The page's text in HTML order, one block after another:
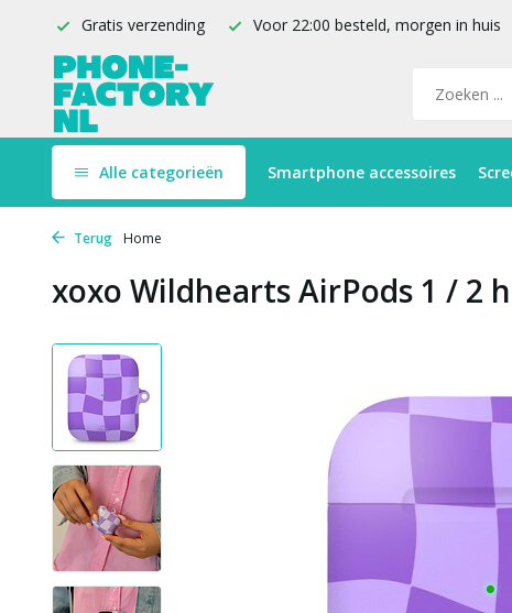
Gratis verzending Voor 22:00 besteld, morgen in huis
Alle categorieën Smartphone accessoires
Terug Home
xoxo Wildhearts AirPods 1 / 2